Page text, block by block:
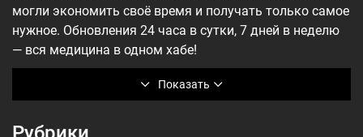
Показать
могли экономить своё время и получать только самое
нужное. Обновления 24 часа в сутки, 7 дней в неделю
— вся медицина в одном хабе!